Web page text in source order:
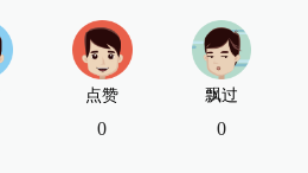
点赞
0
飘过
0